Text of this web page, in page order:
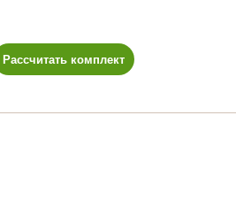
Рассчитать комплект